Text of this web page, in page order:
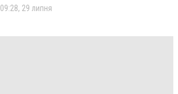
09:28, 29 липня